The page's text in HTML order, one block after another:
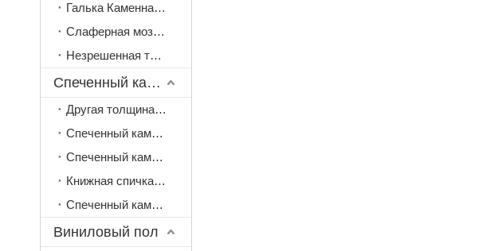
Галька Каменная мозаика
Слаферная мозаика
Незрешенная терракота мозаика
Спеченный камень
Другая толщина (3 мм, 6 мм, 9 мм)
Спеченный камень 12 мм
Спеченный камень 20 мм
Книжная спичка спеченный камень
Спеченный камень всего тела
Виниловый пол